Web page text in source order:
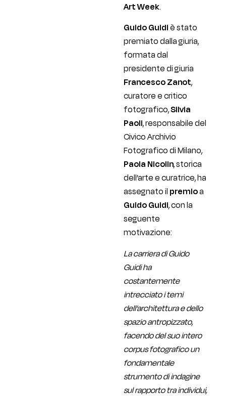
Art Week.
Guido Guidiè stato
premiato dalla giuria,
formata dal
presidente di giuria
Francesco Zanot,
curatore e critico
fotografico,Silvia
Paoli, responsabile del
Civico Archivio
Fotografico di Milano,
Paola Nicolin, storica
dell’arte e curatrice, ha
assegnato il premioa
Guido Guidi, con la
seguente
motivazione:
La carriera di Guido
Guidi ha
costantemente
intrecciato i temi
dell’architettura e dello
spazio antropizzato,
facendo del suo intero
corpus fotografico un
fondamentale
strumento di indagine
sul rapporto tra individui,